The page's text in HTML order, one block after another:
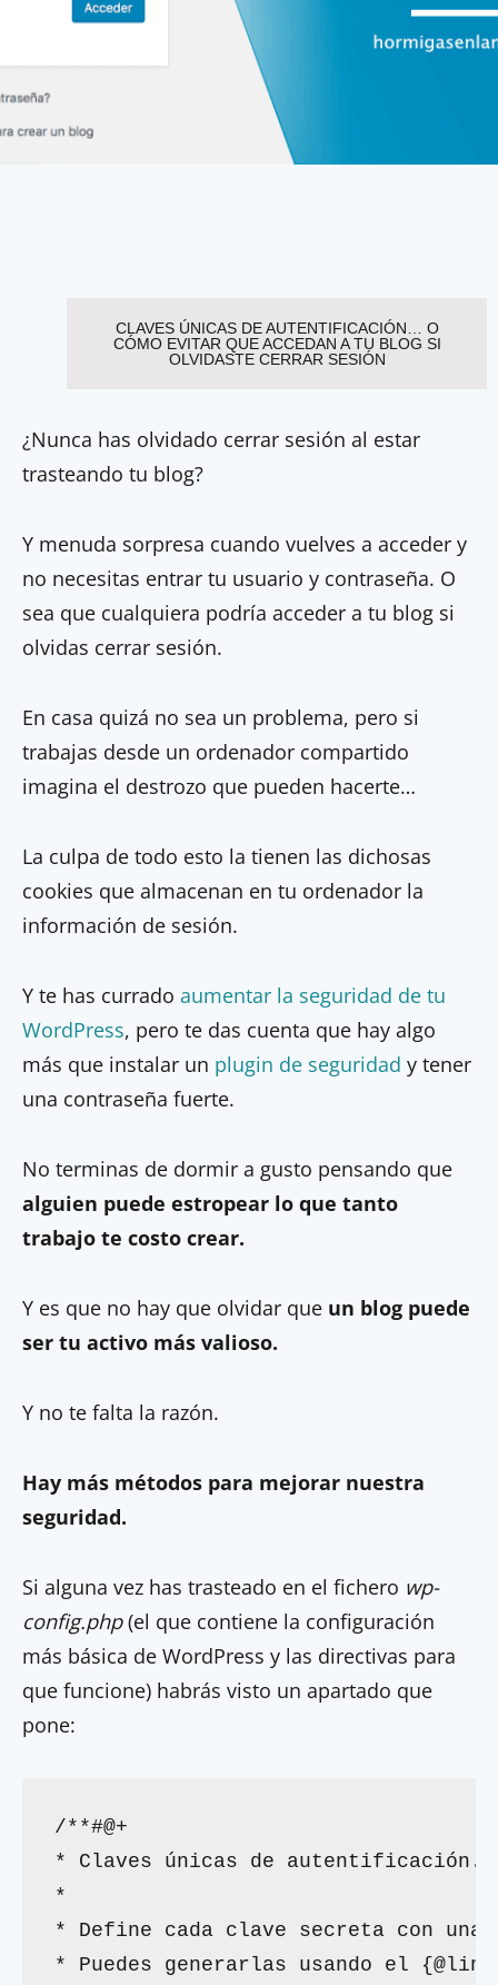
CLAVES ÚNICAS DE AUTENTIFICACIÓN… O
CÓMO EVITAR QUE ACCEDAN A TU BLOG SI
OLVIDASTE CERRAR SESIÓN
¿Nunca has olvidado cerrar sesión al estar
trasteando tu blog?
Y menuda sorpresa cuando vuelves a acceder y
no necesitas entrar tu usuario y contraseña. O
sea que cualquiera podría acceder a tu blog si
olvidas cerrar sesión.
En casa quizá no sea un problema, pero si
trabajas desde un ordenador compartido
imagina el destrozo que pueden hacerte…
La culpa de todo esto la tienen las dichosas
cookies que almacenan en tu ordenador la
información de sesión.
Y te has currado aumentar la seguridad de tu
WordPress, pero te das cuenta que hay algo
más que instalar un plugin de seguridad y tener
una contraseña fuerte.
No terminas de dormir a gusto pensando que
alguien puede estropear lo que tanto
trabajo te costo crear.
Y es que no hay que olvidar que un blog puede
ser tu activo más valioso.
Y no te falta la razón.
Hay más métodos para mejorar nuestra
seguridad.
Si alguna vez has trasteado en el fichero wp-
config.php(el que contiene la configuración
más básica de WordPress y las directivas para
que funcione) habrás visto un apartado que
pone:
/**#@+
* Claves únicas de autentificación.
*
* Define cada clave secreta con
* Puedes generarlas usando el